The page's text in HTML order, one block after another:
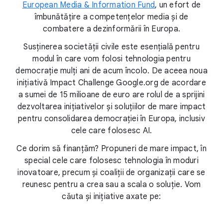
European Media & Information Fund, un efort de
îmbunătățire a competențelor media și de
combatere a dezinformării în Europa.
Susținerea societății civile este esențială pentru
modul în care vom folosi tehnologia pentru
democrație mulți ani de acum încolo. De aceea noua
inițiativă Impact Challenge Google.org de acordare
a sumei de 15 milioane de euro are rolul de a sprijini
dezvoltarea inițiativelor și soluțiilor de mare impact
pentru consolidarea democrației în Europa, inclusiv
cele care folosesc AI.
Ce dorim să finanțăm? Propuneri de mare impact, în
special cele care folosesc tehnologia în moduri
inovatoare, precum și coaliții de organizații care se
reunesc pentru a crea sau a scala o soluție. Vom
căuta și inițiative axate pe: